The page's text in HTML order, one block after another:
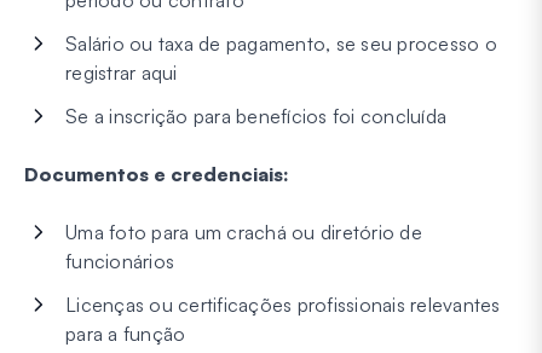
Salário ou taxa de pagamento, se seu processo o
registrar aqui
Se a inscrição para benefícios foi concluída
Documentos e credenciais:
Uma foto para um crachá ou diretório de
funcionários
Licenças ou certificações profissionais relevantes
para a função